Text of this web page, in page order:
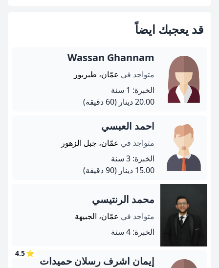
قد يعجبك ايضاً
Wassan Ghannam
متواجد في عمّان، طبربور
الخبرة: 1 سنة
20.00 دينار
(60 دقيقة)
احمد العبسي
متواجد في عمّان، جبل الزهور
الخبرة: 3 سنة
15.00 دينار
(90 دقيقة)
محمد الرنتيسي
متواجد في عمّان، الجبيهة
الخبرة: 4 سنة
⭐
4.5
إيمان اشرف رسلان حميدات